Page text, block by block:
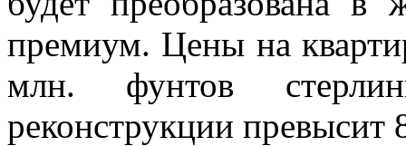
премиум. Цены на
млн. фунтов
реконструкции превысит